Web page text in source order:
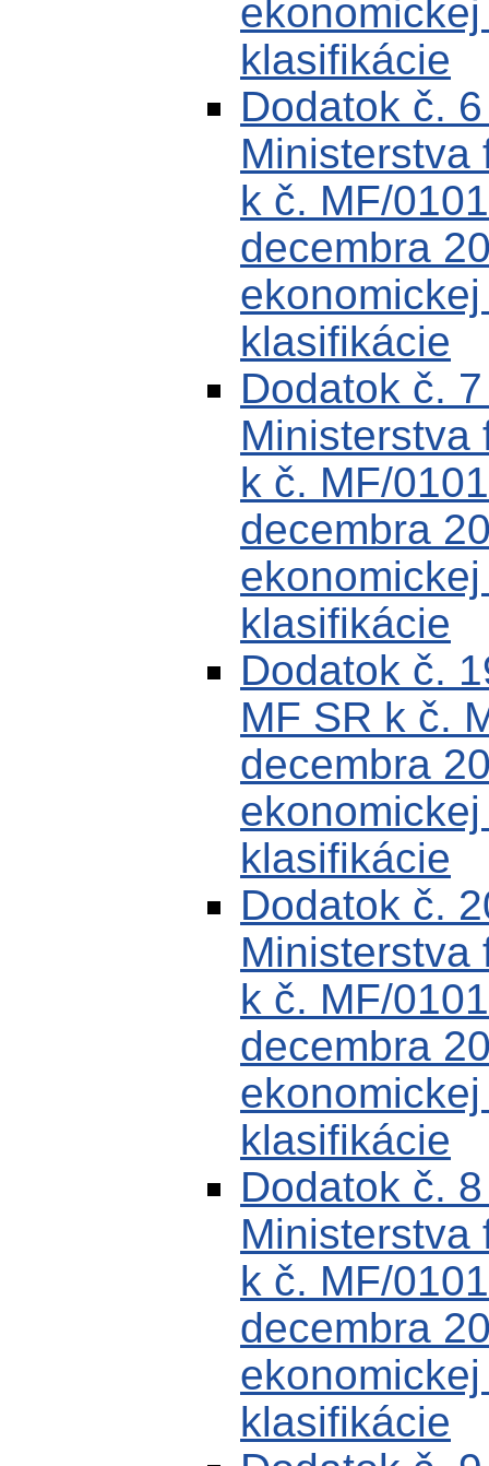
klasifikácie
Dodatok č.
Ministerstva
k č. MF/
decembra
klasifikácie
Dodatok č.
Ministerstva
k č. MF/
decembra
klasifikácie
Dodatok č.
MF SR k č.
decembra
klasifikácie
Dodatok č.
Ministerstva
k č. MF/
decembra
klasifikácie
Dodatok č.
Ministerstva
k č. MF/
decembra
klasifikácie